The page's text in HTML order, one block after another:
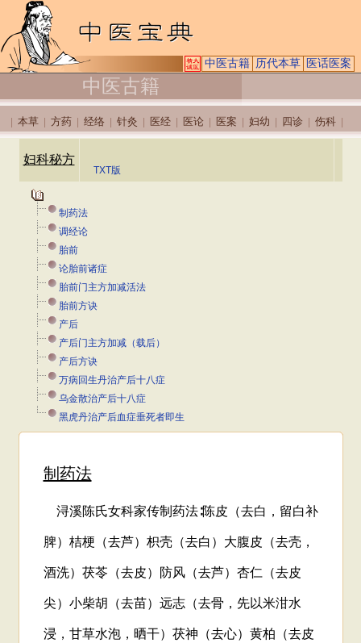
中医古籍 历代本草 医话医案
中医古籍
本草 方药 经络 针灸 医经 医论 医案 妇幼 四诊 伤科
妇科秘方
TXT版
制药法
调经论
胎前
论胎前诸症
胎前门主方加减活法
胎前方诀
产后
产后门主方加减（载后）
产后方诀
万病回生丹治产后十八症
乌金散治产后十八症
黑虎丹治产后血症垂死者即生